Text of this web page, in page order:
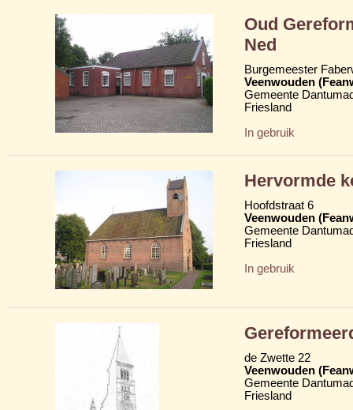
Oud
Ned
Burgemeester
Veenwouden
Gemeente
Friesland
In gebruik
Hervormde
Hoofdstraat 6
Veenwouden
Gemeente
Friesland
In gebruik
de Zwette 22
Veenwouden
Gemeente
Friesland